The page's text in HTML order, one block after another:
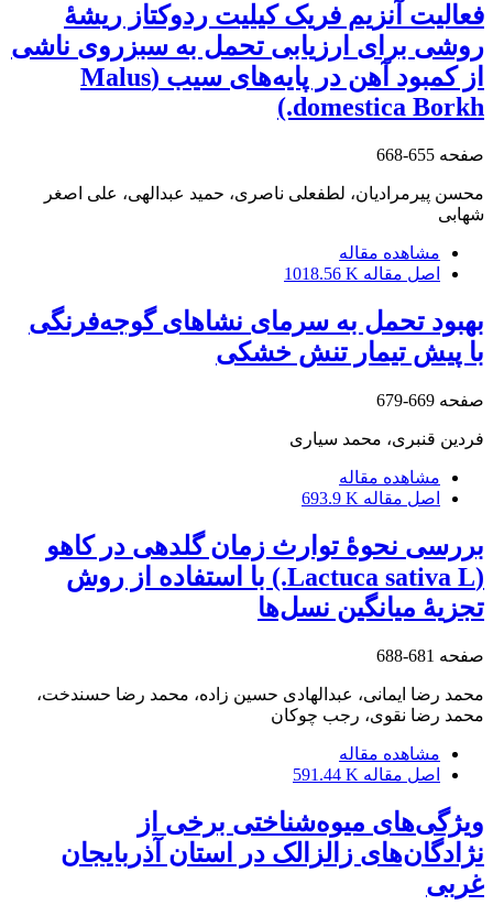
فعالیت آنزیم فریک کیلیت ردوکتاز ریشۀ
روشی برای ارزیابی تحمل به سبزروی ناشی
از کمبود آهن در پایه‌های سیب (Malus
domestica Borkh.)
صفحه 655-668
محسن پیرمرادیان، لطفعلی ناصری، حمید عبدالهی، علی اصغر
شهابی
مشاهده مقاله
اصل مقاله 1018.56 K
بهبود تحمل به سرمای نشاهای گوجه‌فرنگی
با پیش تیمار تنش خشکی
صفحه 669-679
فردین قنبری، محمد سیاری
مشاهده مقاله
اصل مقاله 693.9 K
بررسی نحوۀ توارث زمان گلدهی در کاهو
(Lactuca sativa L.) با استفاده از روش
تجزیۀ میانگین نسل‌ها
صفحه 681-688
محمد رضا ایمانی، عبدالهادی حسین زاده، محمد رضا حسندخت،
محمد رضا نقوی، رجب چوکان
مشاهده مقاله
اصل مقاله 591.44 K
ویژگی‌های میوه‌شناختی برخی از
نژادگان‌های زالزالک در استان آذربایجان
غربی